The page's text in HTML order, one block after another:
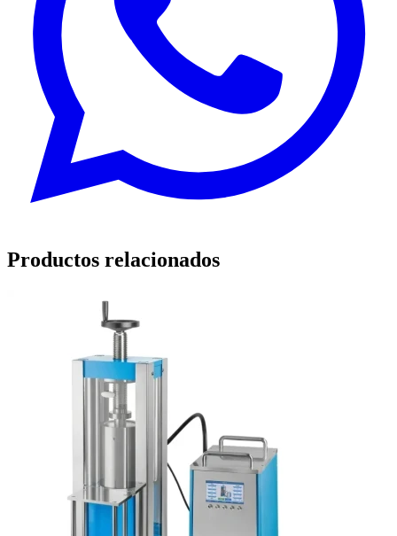
Productos relacionados